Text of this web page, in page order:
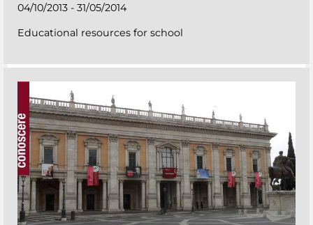
04/10/2013 - 31/05/2014
Educational resources for school